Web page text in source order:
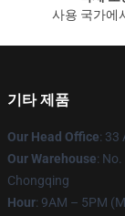
사용 국가에
기타 제품
Our Head Office: 33
Our Warehouse:
Chongqing
Hour: 9AM – 5PM